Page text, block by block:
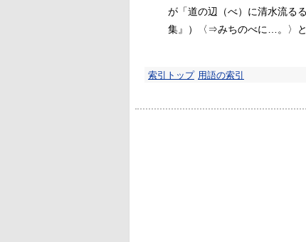
が「道の辺（べ）に清水流る
集』）〈⇒みちのべに…。〉と
索引トップ 用語の索引